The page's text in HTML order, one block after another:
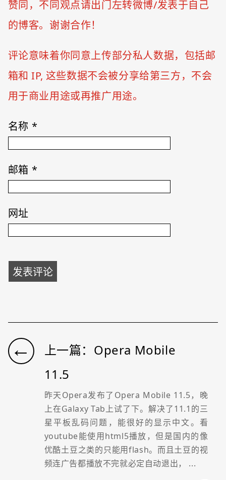
赞同，不同观点请出门左转微博/发表于自己
的博客。谢谢合作！
评论意味着你同意上传部分私人数据，包括邮
箱和 IP, 这些数据不会被分享给第三方，不会
用于商业用途或再推广用途。
名称 *
邮箱 *
网址
←
上一篇：Opera Mobile
11.5
昨天Opera发布了Opera Mobile 11.5，晚
上在Galaxy Tab上试了下。解决了11.1的三
星平板乱码问题，能很好的显示中文。看
youtube能使用html5播放，但是国内的像
优酷土豆之类的只能用flash。而且土豆的视
频连广告都播放不完就必定自动退出， ...